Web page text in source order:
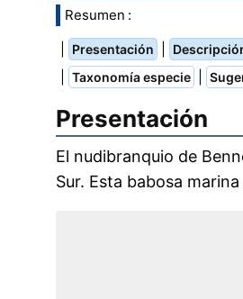
Resumen :
Presentación
Taxonomía especie
Presentación
El nudibranquio de
Sur. Esta babosa